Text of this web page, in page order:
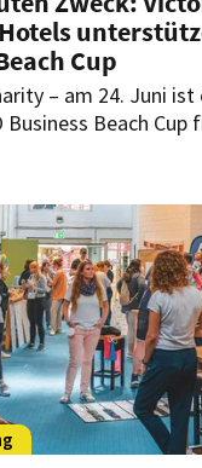
Cup
– am 24. Juni ist
Business Beach Cup